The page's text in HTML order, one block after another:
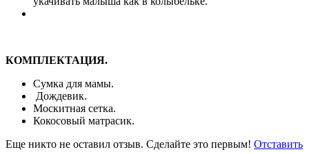
КОМПЛЕКТАЦИЯ.
Сумка для мамы.
Дождевик.
Москитная сетка.
Кокосовый матрасик.
Еще никто не оставил отзыв. Сделайте это первым! Отставить